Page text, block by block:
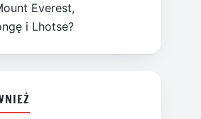
Everest,
i Lhotse?